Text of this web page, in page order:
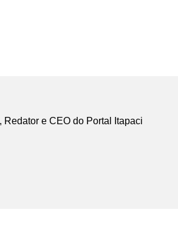
e CEO do Portal Itapaci